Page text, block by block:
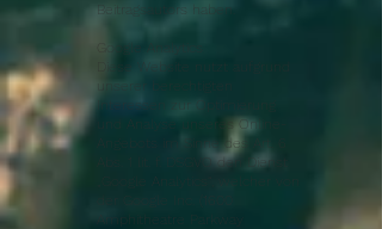
Beitragsautors haben.
Interessen zur Optimierung
und Analyse unseres Online-
Angebots im Sinne des Art. 6
Abs. 1 lit. f. DSGVO den Dienst
Amphitheatre Parkway